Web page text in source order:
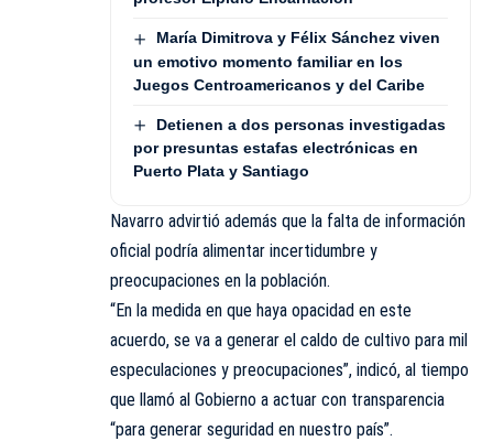
María Dimitrova y Félix Sánchez viven
un emotivo momento familiar en los
Juegos Centroamericanos y del Caribe
Detienen a dos personas investigadas
por presuntas estafas electrónicas en
Puerto Plata y Santiago
Navarro advirtió además que la falta de información
oficial podría alimentar incertidumbre y
preocupaciones en la población.
“En la medida en que haya opacidad en este
acuerdo, se va a generar el caldo de cultivo para mil
especulaciones y preocupaciones”, indicó, al tiempo
que llamó al Gobierno a actuar con transparencia
“para generar seguridad en nuestro país”.